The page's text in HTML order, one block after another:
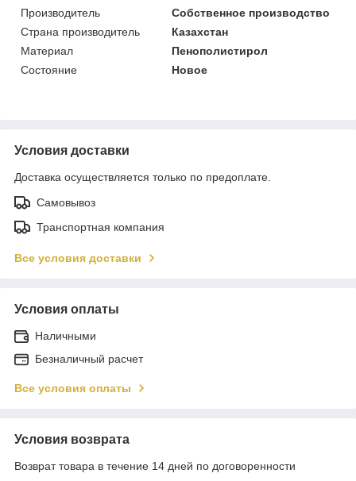
Производитель
Собственное производство
Страна производитель
Казахстан
Материал
Пенополистирол
Состояние
Новое
Условия доставки
Доставка осуществляется только по предоплате.
Самовывоз
Транспортная компания
Все условия доставки
Условия оплаты
Наличными
Безналичный расчет
Все условия оплаты
Условия возврата
Возврат товара в течение 14 дней по договоренности